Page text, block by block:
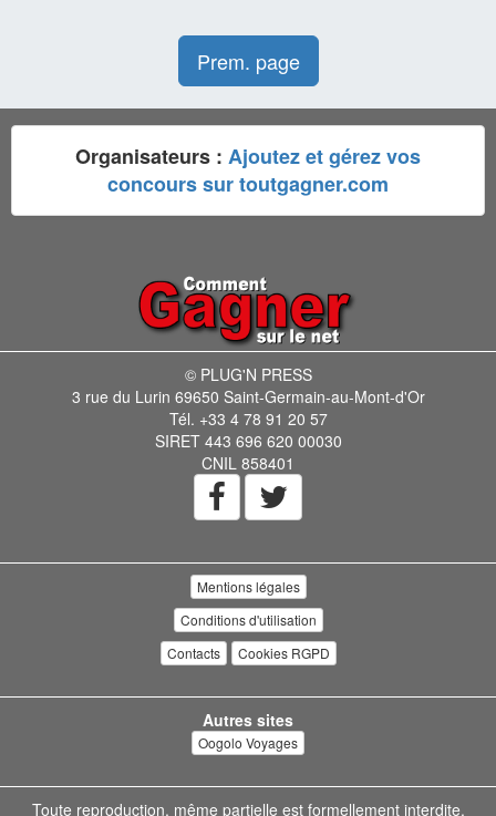
Prem. page
Organisateurs : Ajoutez et gérez vos
concours sur toutgagner.com
© PLUG'N PRESS
3 rue du Lurin 69650 Saint-Germain-au-Mont-d'Or
Tél. +33 4 78 91 20 57
SIRET 443 696 620 00030
CNIL 858401
Mentions légales
Conditions d'utilisation
Contacts
Cookies RGPD
Autres sites
Oogolo Voyages
Toute reproduction, même partielle est formellement interdite.